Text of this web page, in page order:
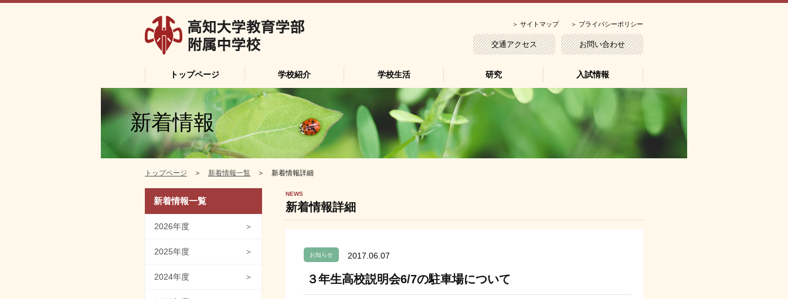
＞ サイトマップ ＞ プライバシーポリシー
交通アクセス お問い合わせ
トップページ 学校紹介 学校生活 研究 入試情報
新着情報
トップページ ＞ 新着情報一覧 ＞ 新着情報詳細
NEWS
新着情報詳細
お知らせ 2017.06.07
３年生高校説明会6/7の駐車場について
新着情報一覧
2026年度 ＞
2025年度 ＞
2024年度 ＞